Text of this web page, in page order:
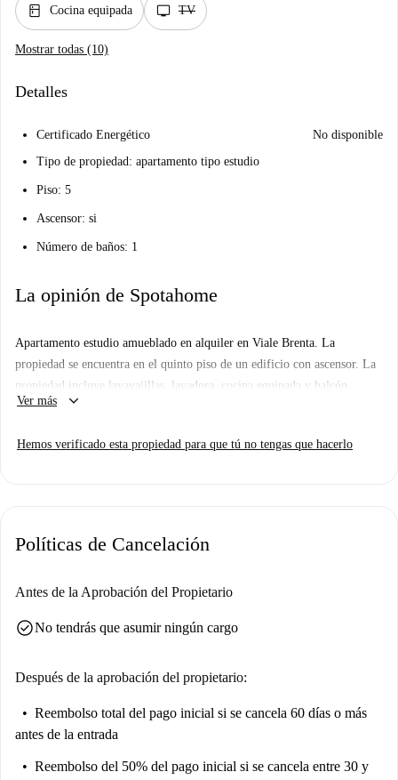
kitchen Cocina equipada tv TV
Mostrar todas (10)
Detalles
Certificado Energético
No disponible
Tipo de propiedad: apartamento tipo estudio
Piso: 5
Ascensor: si
Número de baños: 1
La opinión de Spotahome
Apartamento estudio amueblado en alquiler en Viale Brenta. La
propiedad se encuentra en el quinto piso de un edificio con ascensor. La
propiedad incluye lavavajillas, lavadora, cocina equipada y balcón.
Ver más
keyboard_arrow_down
Hemos verificado esta propiedad para que tú no tengas que hacerlo
Políticas de Cancelación
Antes de la Aprobación del Propietario
check_circleNo tendrás que asumir ningún cargo
Después de la aprobación del propietario:
Reembolso total del pago inicial si se cancela 60 días o más
antes de la entrada
Reembolso del 50% del pago inicial si se cancela entre 30 y